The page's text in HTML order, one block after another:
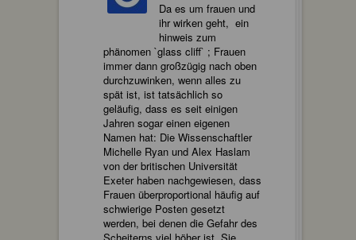
Da es um frauen und
ihr wirken geht, ein
hinweis zum
phänomen `glass cliff` ; Frauen
immer dann großzügig nach oben
durchzuwinken, wenn alles zu
spät ist, ist tatsächlich so
geläufig, dass es seit einigen
Jahren sogar einen eigenen
Namen hat: Die Wissenschaftler
Michelle Ryan und Alex Haslam
von der britischen Universität
Exeter haben nachgewiesen, dass
Frauen überproportional häufig auf
schwierige Posten gesetzt
werden, bei denen die Gefahr des